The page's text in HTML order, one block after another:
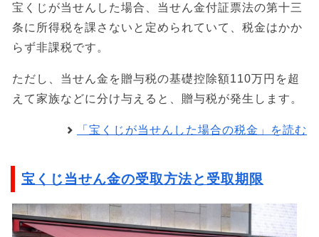
宝くじが当せんした場合、当せん金付証票法の第十三
条に所得税を課さないと定められていて、税金はかか
らず非課税です。
ただし、当せん金を贈与税の基礎控除額110万円を超
えて家族などに分け与えると、贈与税が発生します。
「宝くじが当せんした場合の税金」を読む
宝くじ当せん金の受取方法と受取期限